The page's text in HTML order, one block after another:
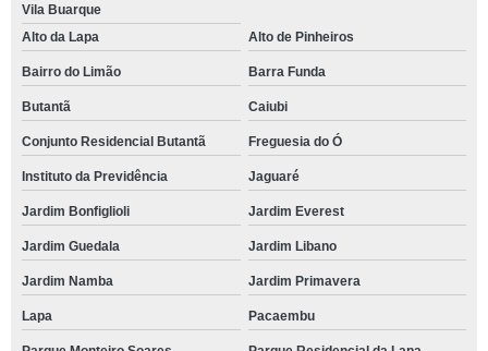
Vila Buarque
Alto da Lapa
Alto de Pinheiros
Bairro do Limão Barra Funda
Butantã Caiubi
Conjunto Residencial Butantã Freguesia do Ó
Instituto da Previdência Jaguaré
Jardim Bonfiglioli Jardim Everest
Jardim Guedala Jardim Libano
Jardim Namba Jardim Primavera
Lapa Pacaembu